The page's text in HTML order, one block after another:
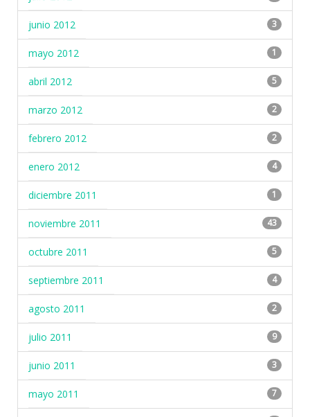
junio 2012 3
mayo 2012 1
abril 2012 5
marzo 2012 2
febrero 2012 2
enero 2012 4
diciembre 2011 1
noviembre 2011 43
octubre 2011 5
septiembre 2011 4
agosto 2011 2
julio 2011 9
junio 2011 3
mayo 2011 7